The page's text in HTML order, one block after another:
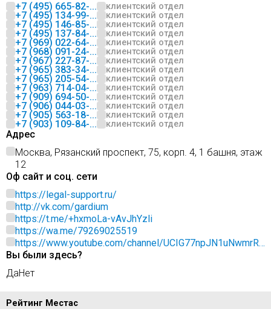
+7 (495) 665-82-...
клиентский отдел
+7 (495) 134-99-... клиентский отдел
+7 (495) 146-85-... клиентский отдел
+7 (495) 137-84-... клиентский отдел
+7 (969) 022-64-... клиентский отдел
+7 (968) 091-24-... клиентский отдел
+7 (967) 227-87-... клиентский отдел
+7 (965) 383-34-... клиентский отдел
+7 (965) 205-54-... клиентский отдел
+7 (963) 714-04-... клиентский отдел
+7 (909) 694-50-... клиентский отдел
+7 (906) 044-03-... клиентский отдел
+7 (905) 563-18-... клиентский отдел
+7 (903) 109-84-... клиентский отдел
Адрес
Москва, Рязанский проспект, 75, корп. 4, 1 башня, этаж
12
Оф сайт и соц. сети
https://legal-support.ru/
http://vk.com/gardium
https://t.me/+hxmoLa-vAvJhYzli
https://wa.me/79269025519
https://www.youtube.com/channel/UCIG77npJN1uNwmrRx
qXARLQ
Вы были здесь?
ДаНет
Рейтинг Местас